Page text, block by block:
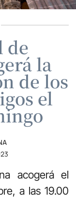
de
la
de los
el
acogerá el
a las 19.00